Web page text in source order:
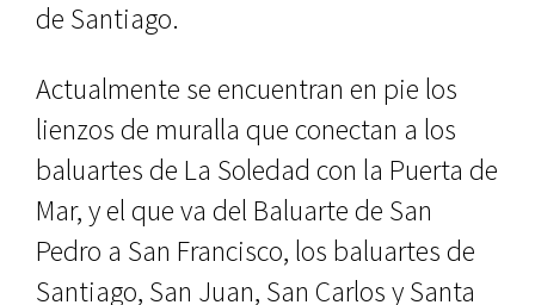
de Santiago.
Actualmente se encuentran en pie los
lienzos de muralla que conectan a los
baluartes de La Soledad con la Puerta de
Mar, y el que va del Baluar­te de San
Pedro a San Francisco, los baluartes de
Santiago, San Juan, San Carlos y Santa